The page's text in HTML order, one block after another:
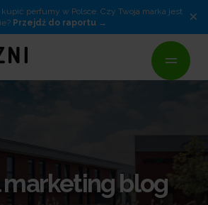
perfumy w Polsce. Czy Twoja marka jest
Przejdź do raportu ×
marketing blog